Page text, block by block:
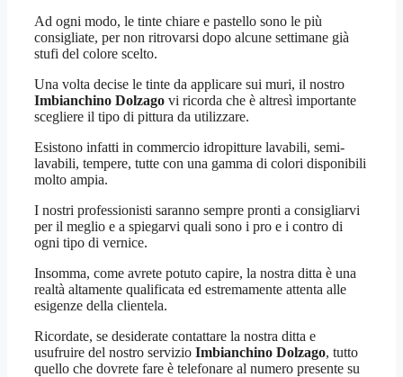
Ad ogni modo, le tinte chiare e pastello sono le più
consigliate, per non ritrovarsi dopo alcune settimane già
stufi del colore scelto.
Una volta decise le tinte da applicare sui muri, il nostro
Imbianchino Dolzago vi ricorda che è altresì importante
scegliere il tipo di pittura da utilizzare.
Esistono infatti in commercio idropitture lavabili, semi-
lavabili, tempere, tutte con una gamma di colori disponibili
molto ampia.
I nostri professionisti saranno sempre pronti a consigliarvi
per il meglio e a spiegarvi quali sono i pro e i contro di
ogni tipo di vernice.
Insomma, come avrete potuto capire, la nostra ditta è una
realtà altamente qualificata ed estremamente attenta alle
esigenze della clientela.
Ricordate, se desiderate contattare la nostra ditta e
usufruire del nostro servizio Imbianchino Dolzago, tutto
quello che dovrete fare è telefonare al numero presente su